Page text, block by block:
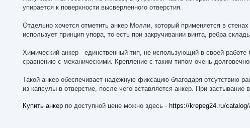
упирается к поверхности высверленного отверстия.
Отдельно хочется отметить анкер Молли, который применяется в
использует принцип упора, то есть при закручивании винта, ребра
Химический анкер - единственный тип, не использующий в своей
сравнению с механическими. Крепление с таким типом очень
Такой анкер обеспечивает надежную фиксацию благодаря отсутствию
из капсулы в отверстие, после чего вставляется анкер. При
Купить анкер по доступной цене можно здесь - https://krepeg24.ru/